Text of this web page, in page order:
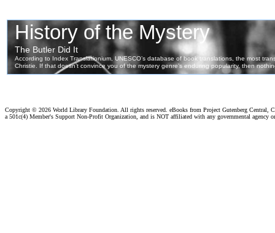
Copyright © 2026 World Library Foundation. All rights reserved. eBooks from Project Gutenberg Central,
a 501c(4) Member's Support Non-Profit Organization, and is NOT affiliated with any governmental agency